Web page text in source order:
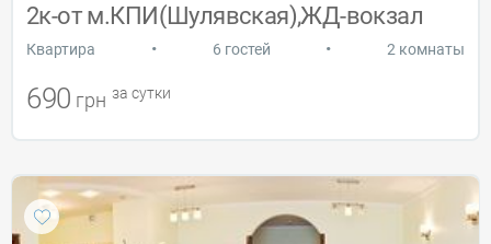
2к-от м.КПИ(Шулявская),ЖД-вокзал
Квартира • 6 гостей • 2 комнаты
690 грн за сутки